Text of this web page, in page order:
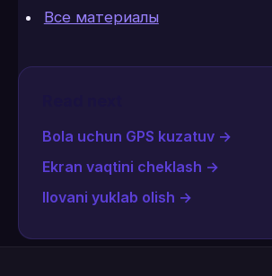
Все материалы
Bola uchun GPS kuzatuv →
Ekran vaqtini cheklash →
Ilovani yuklab olish →